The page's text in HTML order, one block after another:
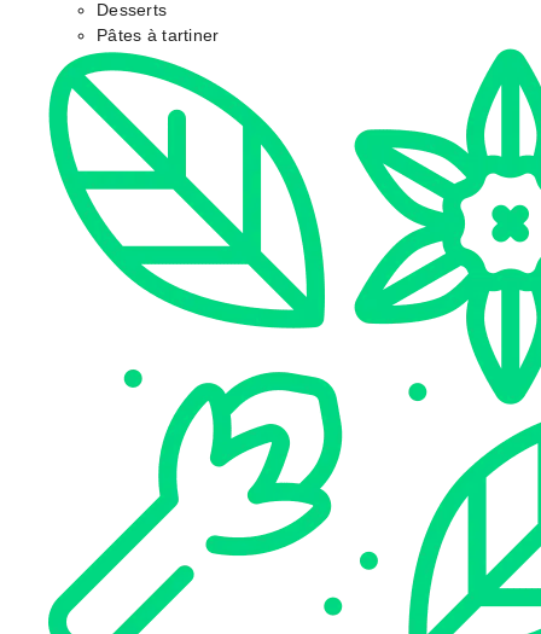
Desserts
Pâtes à tartiner